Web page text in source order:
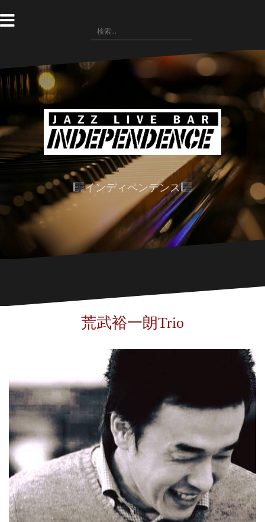
ン
テ
へ
ス
検
索:
インディペンデンス
荒武裕一朗Trio